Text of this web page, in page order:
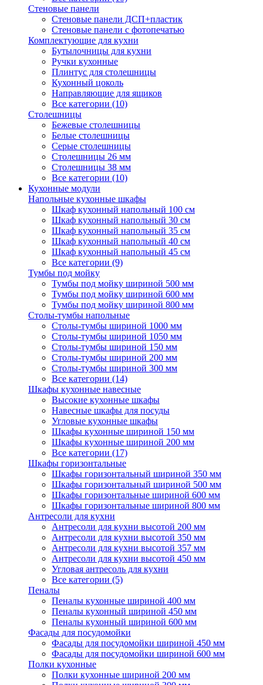
Стеновые панели
Стеновые панели ДСП+пластик
Стеновые панели с фотопечатью
Комплектующие для кухни
Бутылочницы для кухни
Ручки кухонные
Плинтус для столешницы
Кухонный цоколь
Направляющие для ящиков
Все категории (10)
Столешницы
Бежевые столешницы
Белые столешницы
Серые столешницы
Столешницы 26 мм
Столешницы 38 мм
Все категории (10)
Кухонные модули
Напольные кухонные шкафы
Шкаф кухонный напольный 100 см
Шкаф кухонный напольный 30 см
Шкаф кухонный напольный 35 см
Шкаф кухонный напольный 40 см
Шкаф кухонный напольный 45 см
Все категории (9)
Тумбы под мойку
Тумбы под мойку шириной 500 мм
Тумбы под мойку шириной 600 мм
Тумбы под мойку шириной 800 мм
Столы-тумбы напольные
Столы-тумбы шириной 1000 мм
Столы-тумбы шириной 1050 мм
Столы-тумбы шириной 150 мм
Столы-тумбы шириной 200 мм
Столы-тумбы шириной 300 мм
Все категории (14)
Шкафы кухонные навесные
Высокие кухонные шкафы
Навесные шкафы для посуды
Угловые кухонные шкафы
Шкафы кухонные шириной 150 мм
Шкафы кухонные шириной 200 мм
Все категории (17)
Шкафы горизонтальные
Шкафы горизонтальный шириной 350 мм
Шкафы горизонтальный шириной 500 мм
Шкафы горизонтальные шириной 600 мм
Шкафы горизонтальные шириной 800 мм
Антресоли для кухни
Антресоли для кухни высотой 200 мм
Антресоли для кухни высотой 350 мм
Антресоли для кухни высотой 357 мм
Антресоли для кухни высотой 450 мм
Угловая антресоль для кухни
Все категории (5)
Пеналы
Пеналы кухонные шириной 400 мм
Пеналы кухонный шириной 450 мм
Пеналы кухонный шириной 600 мм
Фасады для посудомойки
Фасады для посудомойки шириной 450 мм
Фасады для посудомойки шириной 600 мм
Полки кухонные
Полки кухонные шириной 200 мм